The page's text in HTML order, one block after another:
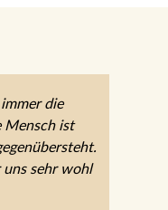
die
Mensch ist
sehr wohl